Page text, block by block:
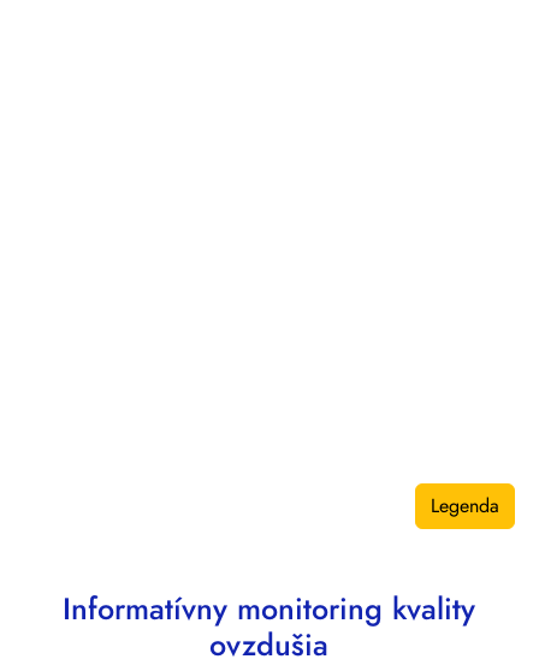
Legenda
Informatívny monitoring kvality
ovzdušia